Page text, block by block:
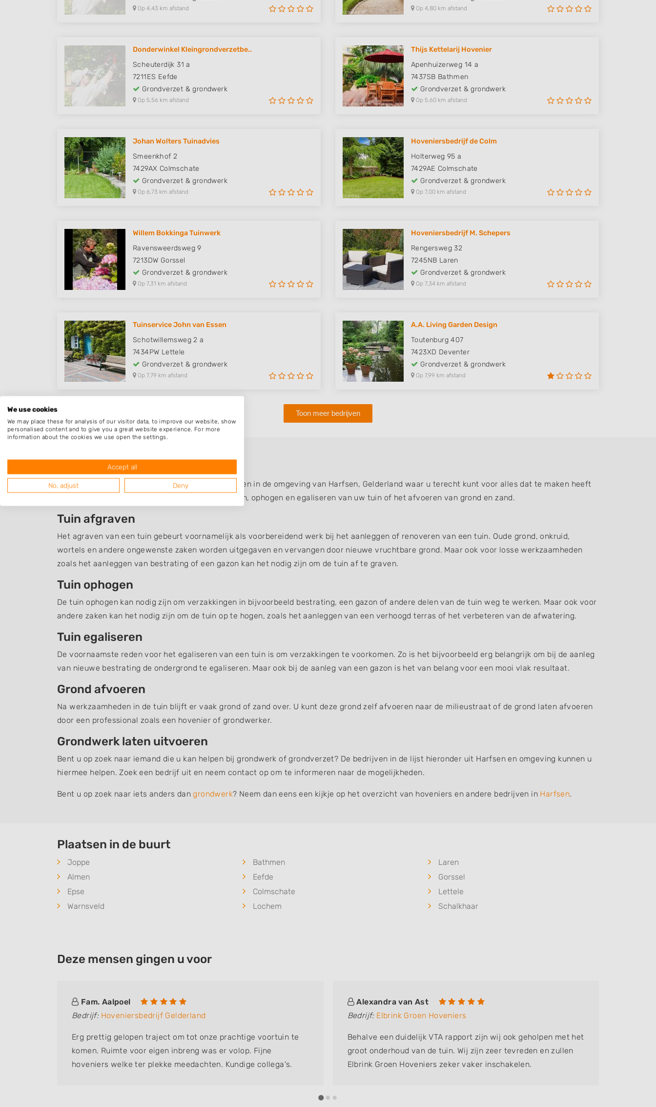
Op 4,43 km afstand Op 4,80 km afstand
Donderwinkel Kleingrondverzetbe..
Scheuterdijk 31 a
7211ES Eefde
Grondverzet & grondwerk
Op 5,56 km afstand
Thijs Kettelarij Hovenier
Apenhuizerweg 14 a
7437SB Bathmen
Grondverzet & grondwerk
Op 5,60 km afstand
Johan Wolters Tuinadvies
Smeenkhof 2
7429AX Colmschate
Grondverzet & grondwerk
Op 6,73 km afstand
Hoveniersbedrijf de Colm
Holterweg 95 a
7429AE Colmschate
Grondverzet & grondwerk
Op 7,00 km afstand
Willem Bokkinga Tuinwerk
Ravensweerdsweg 9
7213DW Gorssel
Grondverzet & grondwerk
Op 7,31 km afstand
Hoveniersbedrijf M. Schepers
Rengersweg 32
7245NB Laren
Grondverzet & grondwerk
Op 7,34 km afstand
Tuinservice John van Essen
Schotwillemsweg 2 a
7434PW Lettele
Grondverzet & grondwerk
Op 7,79 km afstand
A.A. Living Garden Design
Toutenburg 407
7423XD Deventer
Grondverzet & grondwerk
Op 7,99 km afstand
Toon meer bedrijven
Grondverzet Harfsen
Een overzicht van hoveniers en en andere bedrijven in de omgeving van Harfsen, Gelderland waar u terecht kunt voor alles dat te maken heeft
met grondverzet en grondwerk, zoals het afgraven, ophogen en egaliseren van uw tuin of het afvoeren van grond en zand.
Tuin afgraven
Het agraven van een tuin gebeurt voornamelijk als voorbereidend werk bij het aanleggen of renoveren van een tuin. Oude grond, onkruid,
wortels en andere ongewenste zaken worden uitgegaven en vervangen door nieuwe vruchtbare grond. Maar ook voor losse werkzaamheden
zoals het aanleggen van bestrating of een gazon kan het nodig zijn om de tuin af te graven.
Tuin ophogen
De tuin ophogen kan nodig zijn om verzakkingen in bijvoorbeeld bestrating, een gazon of andere delen van de tuin weg te werken. Maar ook voor
andere zaken kan het nodig zijn om de tuin op te hogen, zoals het aanleggen van een verhoogd terras of het verbeteren van de afwatering.
Tuin egaliseren
De voornaamste reden voor het egaliseren van een tuin is om verzakkingen te voorkomen. Zo is het bijvoorbeeld erg belangrijk om bij de aanleg
van nieuwe bestrating de ondergrond te egaliseren. Maar ook bij de aanleg van een gazon is het van belang voor een mooi vlak resultaat.
Grond afvoeren
Na werkzaamheden in de tuin blijft er vaak grond of zand over. U kunt deze grond zelf afvoeren naar de milieustraat of de grond laten afvoeren
door een professional zoals een hovenier of grondwerker.
Grondwerk laten uitvoeren
Bent u op zoek naar iemand die u kan helpen bij grondwerk of grondverzet? De bedrijven in de lijst hieronder uit Harfsen en omgeving kunnen u
hiermee helpen. Zoek een bedrijf uit en neem contact op om te informeren naar de mogelijkheden.
Bent u op zoek naar iets anders dangrondwerk? Neem dan eens een kijkje op het overzicht van hoveniers en andere bedrijven in Harfsen.
Plaatsen in de buurt
Joppe Bathmen
Laren
Almen
Eefde
Gorssel
Epse
Colmschate
Lettele
Warnsveld
Lochem Schalkhaar
Deze mensen gingen u voor
Fam. Aalpoel
Bedrijf: Hoveniersbedrijf Gelderland
Erg prettig gelopen traject om tot onze prachtige voortuin te
komen. Ruimte voor eigen inbreng was er volop. Fijne
hoveniers welke ter plekke meedachten. Kundige collega's.
Alexandra van Ast
Bedrijf: Elbrink Groen Hoveniers
Behalve een duidelijk VTA rapport zijn wij ook geholpen met het
groot onderhoud van de tuin. Wij zijn zeer tevreden en zullen
Elbrink Groen Hoveniers zeker vaker inschakelen.
We use cookies
We may place these for analysis of our visitor data, to improve our website, show
personalised content and to give you a great website experience. For more
information about the cookies we use open the settings.
Accept all
No, adjust Deny